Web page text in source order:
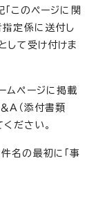
このページに関
指定係に送付し
して受け付けま
ムページに掲載
A（添付書類
ださい。
名の最初に「事